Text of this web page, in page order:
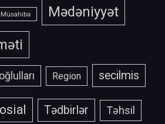
Müsahibə
Mədəniyyət
Region secilmis
Tədbirlər Təhsil